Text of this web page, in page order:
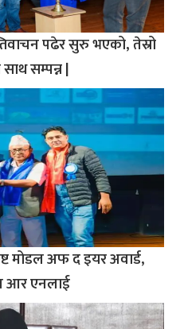
पढेर सुरु भएको, तेस्रो
सम्पन्न |
मोडल अफ द इयर अवार्ड,
आर एनलाई